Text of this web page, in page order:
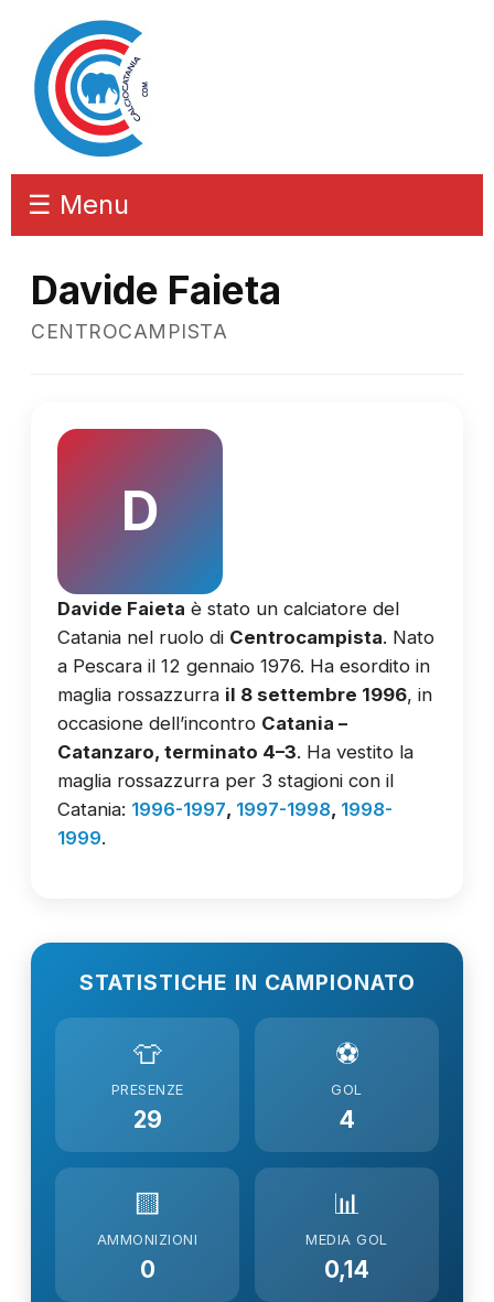
☰ Menu
Davide Faieta
CENTROCAMPISTA
D
Davide Faieta è stato un calciatore del
Catania nel ruolo di Centrocampista. Nato
a Pescara il 12 gennaio 1976. Ha esordito in
maglia rossazzurra il 8 settembre 1996, in
occasione dell’incontro Catania –
Catanzaro, terminato 4–3. Ha vestito la
maglia rossazzurra per 3 stagioni con il
Catania: 1996-1997, 1997-1998, 1998-
1999.
STATISTICHE IN CAMPIONATO
👕
PRESENZE
29
⚽
GOL
4
🟨
AMMONIZIONI
0
📊
MEDIA GOL
0,14